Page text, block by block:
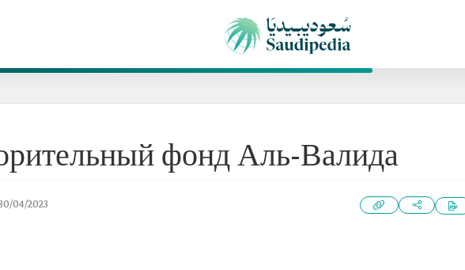
фонд Аль-Валида
04/2023